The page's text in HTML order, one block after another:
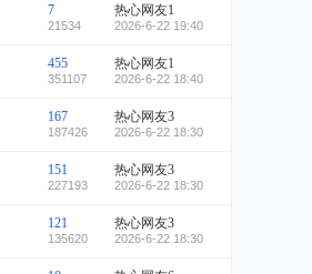
7
21534
热心网友1
2026-6-22 19:40
455
351107
热心网友1
2026-6-22 18:40
167
187426
热心网友3
2026-6-22 18:30
151
227193
热心网友3
2026-6-22 18:30
121
135620
热心网友3
2026-6-22 18:30